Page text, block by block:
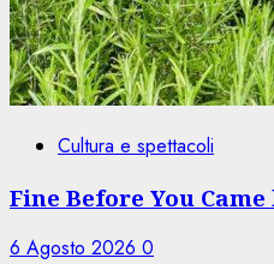
Cultura e spettacoli
Fine Before You
6 Agosto 2026 0